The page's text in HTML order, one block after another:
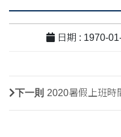
日期 : 1970-
下一則 2020暑假上班時